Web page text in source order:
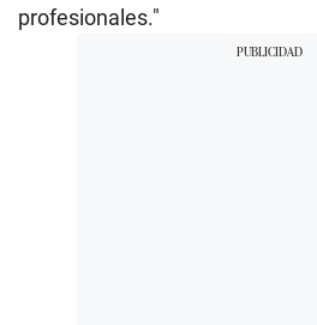
profesionales."